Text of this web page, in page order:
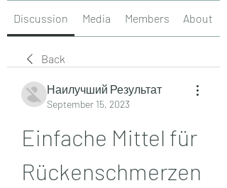
Discussion Media Members About
Back
Наилучший Результат
September 15, 2023
Einfache Mittel für
Rückenschmerzen